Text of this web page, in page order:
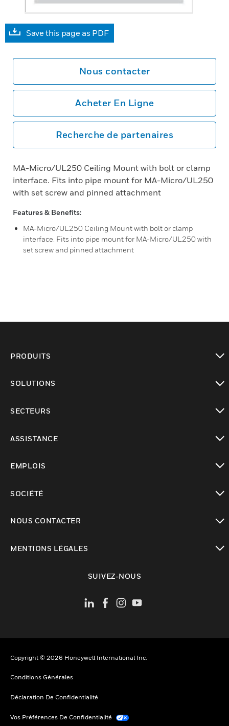
Save this page as PDF
Nous contacter
Acheter En Ligne
Recherche de partenaires
MA-Micro/UL250 Ceiling Mount with bolt or clamp
interface. Fits into pipe mount for MA-Micro/UL250
with set screw and pinned attachment
Features & Benefits:
MA-Micro/UL250 Ceiling Mount with bolt or clamp
interface. Fits into pipe mount for MA-Micro/UL250 with
set screw and pinned attachment
PRODUITS
SOLUTIONS
SECTEURS
ASSISTANCE
EMPLOIS
SOCIÉTÉ
NOUS CONTACTER
MENTIONS LÉGALES
SUIVEZ-NOUS
Copyright © 2026 Honeywell International Inc.
Conditions Générales
Déclaration De Confidentialité
Vos Préférences De Confidentialité